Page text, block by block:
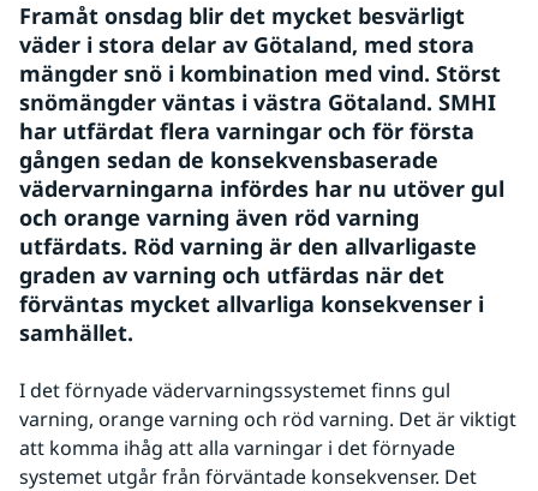
Framåt onsdag blir det mycket besvärligt
väder i stora delar av Götaland, med stora
mängder snö i kombination med vind. Störst
snömängder väntas i västra Götaland. SMHI
har utfärdat flera varningar och för första
gången sedan de konsekvensbaserade
vädervarningarna infördes har nu utöver gul
och orange varning även röd varning
utfärdats. Röd varning är den allvarligaste
graden av varning och utfärdas när det
förväntas mycket allvarliga konsekvenser i
samhället.
I det förnyade vädervarningssystemet finns gul
varning, orange varning och röd varning. Det är viktigt
att komma ihåg att alla varningar i det förnyade
systemet utgår från förväntade konsekvenser. Det